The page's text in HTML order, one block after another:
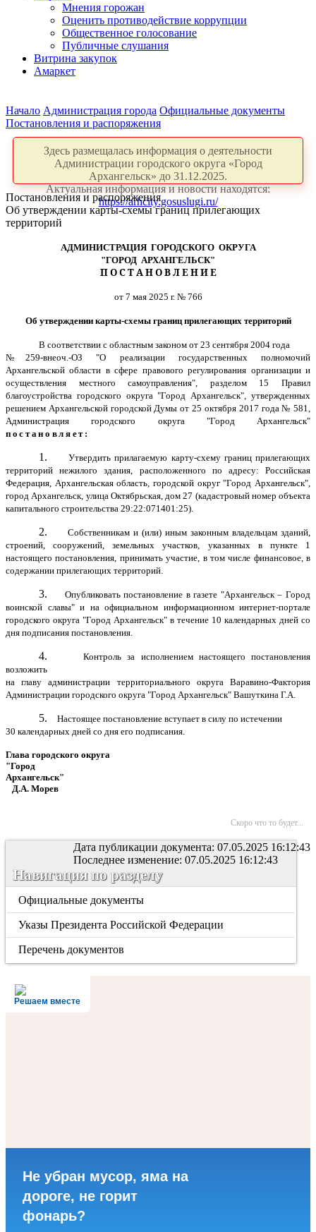
Мнения горожан
Оценить противодействие коррупции
Общественное голосование
Публичные слушания
Витрина закупок
Амаркет
Начало Администрация города Официальные документы
Постановления и распоряжения
Здесь размещалась информация о деятельности
Администрации городского округа «Город
Архангельск» до 31.12.2025.
Актуальная информация и новости находятся:
https://arhcity.gosuslugi.ru/
Постановления и распоряжения
Об утверждении карты-схемы границ прилегающих
территорий
АДМИНИСТРАЦИЯ ГОРОДСКОГО ОКРУГА
"ГОРОД АРХАНГЕЛЬСК"
П О С Т А Н О В Л Е Н И Е
от 7 мая 2025 г. № 766
Об утверждении карты-схемы границ прилегающих территорий
В соответствии с областным законом от 23 сентября 2004 года
№259-внеоч.-ОЗ "О реализации государственных полномочий
Архангельской области в сфере правового регулирования организации и
осуществления местного самоуправления", разделом 15 Правил
благоустройства городского округа "Город Архангельск", утвержденных
решением Архангельской городской Думы от 25 октября 2017 года № 581,
Администрация городского округа "Город Архангельск"
постановляет:
1.
Утвердить прилагаемую карту-схему границ прилегающих
территорий нежилого здания, расположенного по адресу: Российская
Федерация, Архангельская область, городской округ "Город Архангельск",
город Архангельск, улица Октябрьская, дом 27 (кадастровый номер объекта
капитального строительства 29:22:071401:25).
2.
Собственникам и (или) иным законным владельцам зданий,
строений, сооружений, земельных участков, указанных в пункте 1
настоящего постановления, принимать участие, в том числе финансовое, в
содержании прилегающих территорий.
3.
Опубликовать постановление в газете "Архангельск – Город
воинской славы" и на официальном информационном интернет-портале
городского округа "Город Архангельск" в течение 10 календарных дней со
дня подписания постановления.
4.
Контроль за исполнением настоящего постановления
возложить
на главу администрации территориального округа Варавино-Фактория
Администрации городского округа "Город Архангельск" Вашуткина Г.А.
5.
Настоящее постановление вступает в силу по истечении
30 календарных дней со дня его подписания.
Глава городского округа
"Город
Архангельск"
Д.А. Морев
Скоро что то будет...
Дата публикации документа: 07.05.2025 16:12:43
Последнее изменение: 07.05.2025 16:12:43
Навигация по разделу
Официальные документы
Указы Президента Российской Федерации
Перечень документов
Решаем вместе
Не убран мусор, яма на
дороге, не горит
фонарь?